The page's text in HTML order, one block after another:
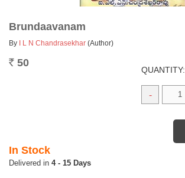
Brundaavanam
By I L N Chandrasekhar (Author)
Rs. 50
QUANTITY:
-
In Stock
4 - 15 Days